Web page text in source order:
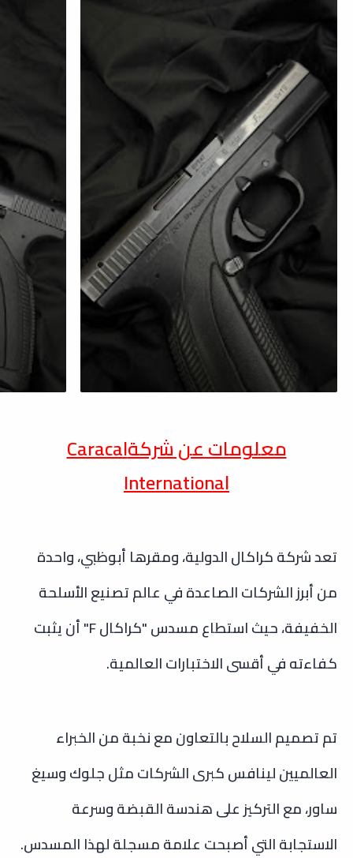
معلومات عن شركةCaracal
International
تعد شركة كراكال الدولية، ومقرها أبوظبي، واحدة
من أبرز الشركات الصاعدة في عالم تصنيع الأسلحة
الخفيفة، حيث استطاع مسدس "كراكال F" أن يثبت
كفاءته في أقسى الاختبارات العالمية.
تم تصميم السلاح بالتعاون مع نخبة من الخبراء
العالميين لينافس كبرى الشركات مثل جلوك وسيغ
ساور، مع التركيز على هندسة القبضة وسرعة
الاستجابة التي أصبحت علامة مسجلة لهذا المسدس.